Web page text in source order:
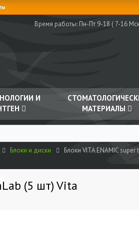
Время работы:Пн-Пт 9-18 ( 7-16
И
МАТЕРИАЛЫ
Блоки и диски Блоки VITA ENAMIC
(5 шт) Vita